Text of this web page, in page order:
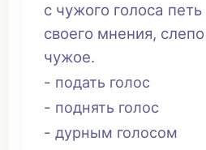
с чужого голоса петь
своего мнения, слепо
чужое.
- подать голос
- поднять голос
- дурным голосом